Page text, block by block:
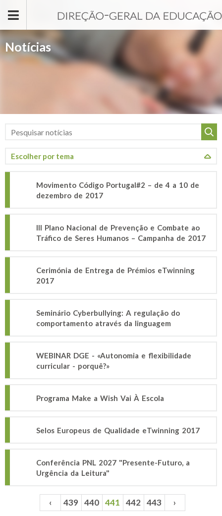
Notícias
Movimento Código Portugal#2 – de 4 a 10 de
dezembro de 2017
III Plano Nacional de Prevenção e Combate ao
Tráfico de Seres Humanos – Campanha de 2017
Cerimónia de Entrega de Prémios eTwinning
2017
Seminário Cyberbullying: A regulação do
comportamento através da linguagem
WEBINAR DGE - «Autonomia e flexibilidade
curricular - porquê?»
Programa Make a Wish Vai À Escola
Selos Europeus de Qualidade eTwinning 2017
Conferência PNL 2027 "Presente-Futuro, a
Urgência da Leitura"
Páginas ‹ 439 440 441 442 443 ›